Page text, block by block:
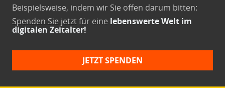
Beispielsweise, indem wir Sie offen darum bitten:
Spenden Sie jetztfür eine lebenswerte Welt im
digitalen Zeitalter!
JETZT SPENDEN